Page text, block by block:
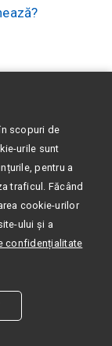
mașina
LFV
noutăți
scopuri de
urile sunt
pentru a
traficul. Făcând
cookie-urilor
ului și a
confidențialitate